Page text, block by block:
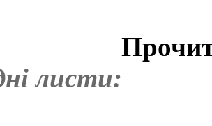
і
листи: